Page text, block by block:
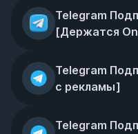
Telegram
[Держатся
Telegram
с рекламы]
Telegram